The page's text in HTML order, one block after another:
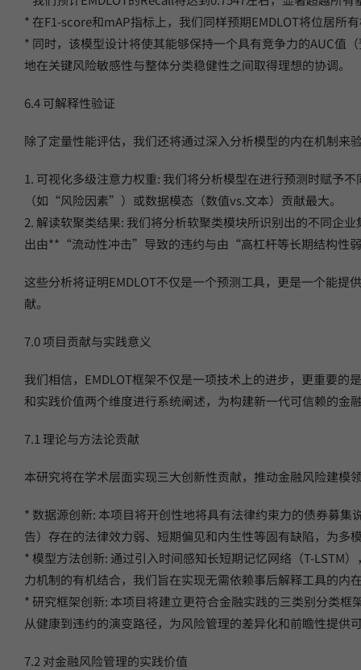
* 在F1-score和mAP指标上，我们同样预期EMDLOT将位居所
* 同时，该模型设计将使其能够保持一个具有竞争力的AUC值
地在关键风险敏感性与整体分类稳健性之间取得理想的协调。
6.4 可解释性验证
除了定量性能评估，我们还将通过深入分析模型的内在机制
1. 可视化多级注意力权重: 我们将分析模型在进行预测时赋予
（如“风险因素”）或数据模态（数值vs.文本）贡献最大。
2. 解读软聚类结果: 我们将分析软聚类模块所识别出的不同企
出由**“流动性冲击”导致的违约与由“高杠杆等长期结构性
这些分析将证明EMDLOT不仅是一个预测工具，更是一个能
献。
7.0 项目贡献与实践意义
我们相信，EMDLOT框架不仅是一项技术上的进步，更重要
和实践价值两个维度进行系统阐述，为构建新一代可信赖的金
7.1 理论与方法论贡献
本研究将在学术层面实现三大创新性贡献，推动金融风险建模
* 数据源创新: 本项目将开创性地将具有法律约束力的债券募
告）存在的法律效力弱、短期偏见和内生性等固有缺陷，为多
* 模型方法创新: 通过引入时间感知长短期记忆网络（T-LSTM
力机制的有机结合，我们旨在实现无需依赖事后解释工具的
* 研究框架创新: 本项目将建立更符合金融实践的三类别分类
从健康到违约的演变路径，为风险管理的差异化和前瞻性提供
7.2 对金融风险管理的实践价值